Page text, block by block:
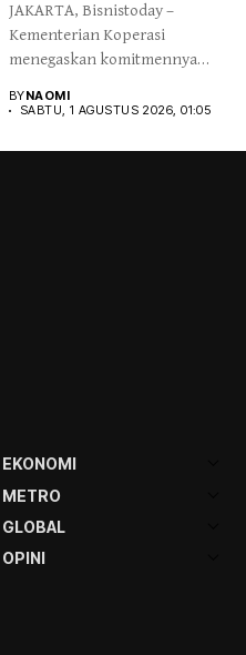
JAKARTA, Bisnistoday –
Kementerian Koperasi
menegaskan komitmennya
kepercayaan publik...
BYNAOMI
SABTU, 1 AGUSTUS 2026, 01:05
EKONOMI
METRO
GLOBAL
OPINI